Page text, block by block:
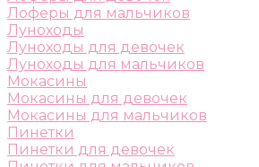
Лоферы для мальчиков
Луноходы
Луноходы для девочек
Луноходы для мальчиков
Мокасины
Мокасины для девочек
Мокасины для мальчиков
Пинетки
Пинетки для девочек